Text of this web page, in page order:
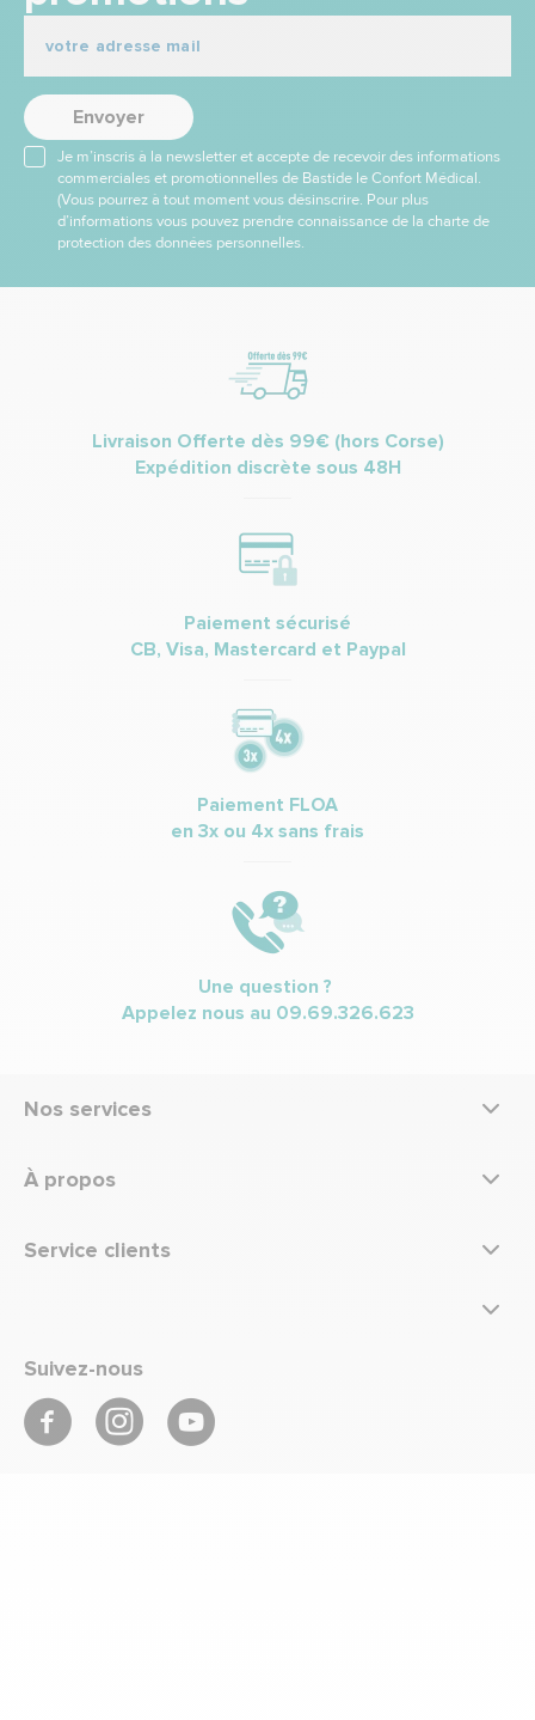
Envoyer
Je m’inscris à la newsletter et accepte de recevoir des informations
commerciales et promotionnelles de Bastide le Confort Médical.
(Vous pourrez à tout moment vous désinscrire. Pour plus
d’informations vous pouvez prendre connaissance de la charte de
protection des données personnelles.
Livraison Offerte dès 99€ (hors Corse)
Expédition discrète sous 48H
Paiement sécurisé
CB, Visa, Mastercard et Paypal
Paiement FLOA
en 3x ou 4x sans frais
Une question ?
Appelez nous au 09.69.326.623
Nos services
À propos
Service clients
Suivez-nous